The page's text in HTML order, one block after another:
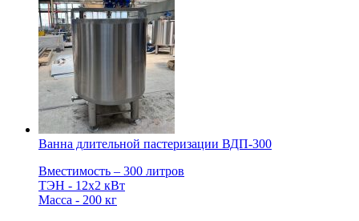
Ванна длительной пастеризации ВДП-300
Вместимость – 300 литров
ТЭН - 12х2 кВт
Масса - 200 кг